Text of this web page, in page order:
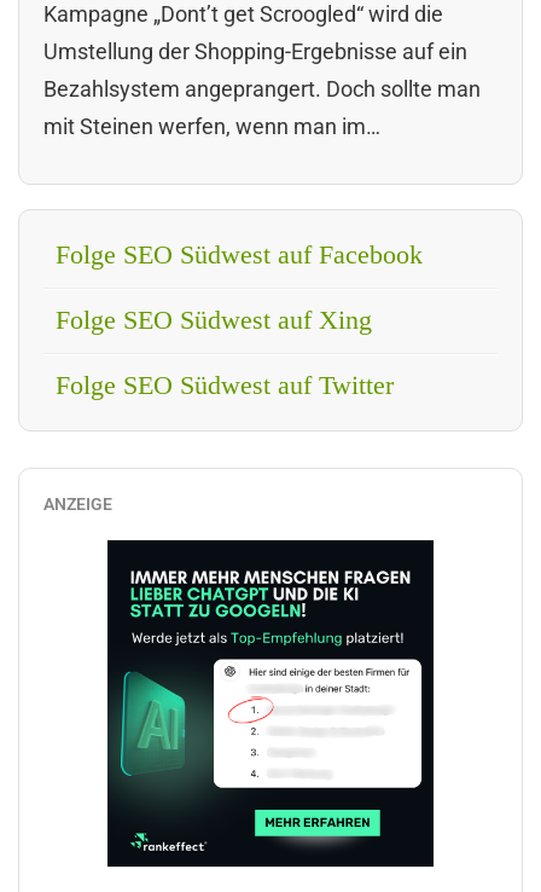
Kampagne „Dont’t get Scroogled“ wird die
Umstellung der Shopping-Ergebnisse auf ein
Bezahlsystem angeprangert. Doch sollte man
mit Steinen werfen, wenn man im…
Folge SEO Südwest auf Facebook
Folge SEO Südwest auf Xing
Folge SEO Südwest auf Twitter
ANZEIGE